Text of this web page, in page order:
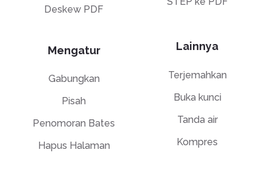
Deskew PDF
Mengatur
Gabungkan
Pisah
Penomoran Bates
Hapus Halaman
Lainnya
Terjemahkan
Buka kunci
Tanda air
Kompres